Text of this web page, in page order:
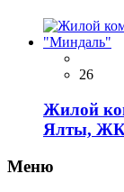
26
Жилой
Ялты,
Меню